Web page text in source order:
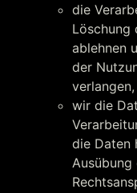
die
Löschung
ablehnen
der
wir die
die Daten